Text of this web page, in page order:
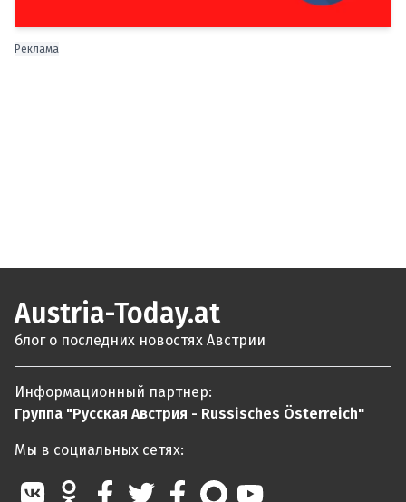
Реклама
Austria-Today.at
блог о последних новостях Австрии
Информационный партнер:
Группа "Русская Австрия - Russisches Österreich"
Мы в социальных сетях: